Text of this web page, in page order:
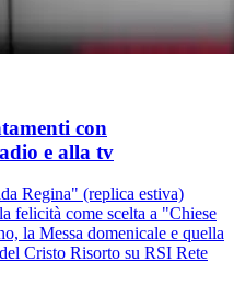
con
e alla tv
Regina" (replica estiva)
felicità come scelta a "Chiese
la Messa domenicale e quella
Cristo Risorto su RSI Rete